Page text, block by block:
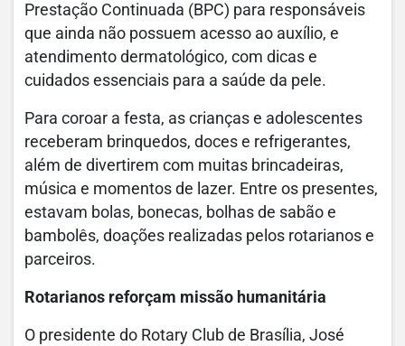
Prestação Continuada (BPC) para responsáveis
que ainda não possuem acesso ao auxílio, e
atendimento dermatológico, com dicas e
cuidados essenciais para a saúde da pele.
Para coroar a festa, as crianças e adolescentes
receberam brinquedos, doces e refrigerantes,
além de divertirem com muitas brincadeiras,
música e momentos de lazer. Entre os presentes,
estavam bolas, bonecas, bolhas de sabão e
bambolês, doações realizadas pelos rotarianos e
parceiros.
Rotarianos reforçam missão humanitária
O presidente do Rotary Club de Brasília, José